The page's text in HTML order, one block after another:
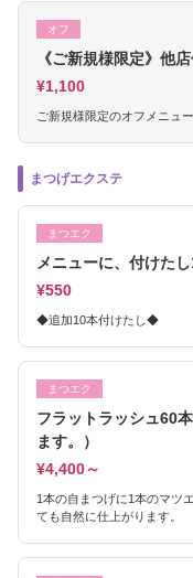
オフ
《ご新規様限定》他
¥1,100
ご新規様限定のオフメニュー
まつげエクステ
まつエク
メニューに、付けた
¥550
◆追加10本付けたし◆
まつエク
フラットラッシュ60
ます。）
¥4,400～
1本の自まつげに1本のマツ
ても自然に仕上がります。